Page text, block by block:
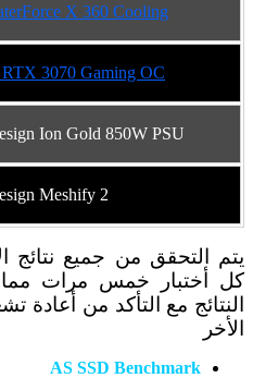
X 360 Cooling
3070 Gaming OC
Ion Gold 850W PSU
Meshify 2
يتم التحقق من جميع نتائج
كل أختبار خمس مرات
النتائج مع التأكد من أعادة
الأخر
AS SSD Benchmark